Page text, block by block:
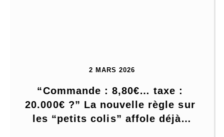
2 MARS 2026
“Commande : 8,80€… taxe :
20.000€ ?” La nouvelle règle sur
les “petits colis” affole déjà…